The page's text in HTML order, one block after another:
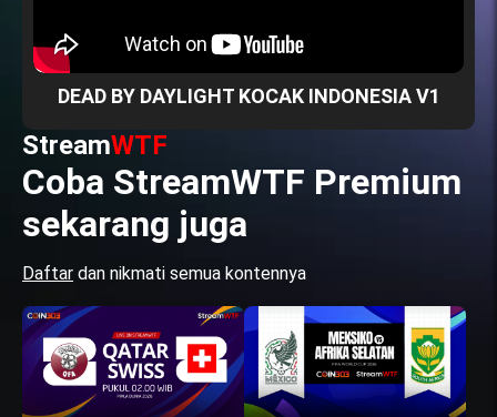
DEAD BY DAYLIGHT KOCAK INDONESIA V1
StreamWTF
Coba StreamWTF Premium
sekarang juga
Daftar dan nikmati semua kontennya